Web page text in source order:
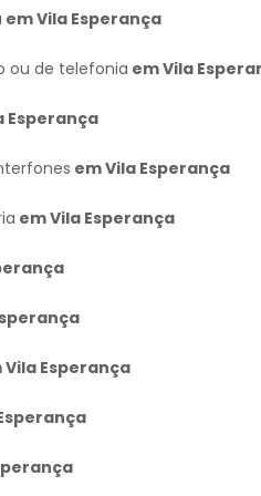
em Vila Esperança
ou de telefonia em Vila
Esperança
em Vila Esperança
em Vila Esperança
Vila Esperança